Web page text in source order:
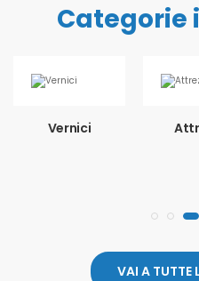
Categorie
Vernici
VAI A TUTTE